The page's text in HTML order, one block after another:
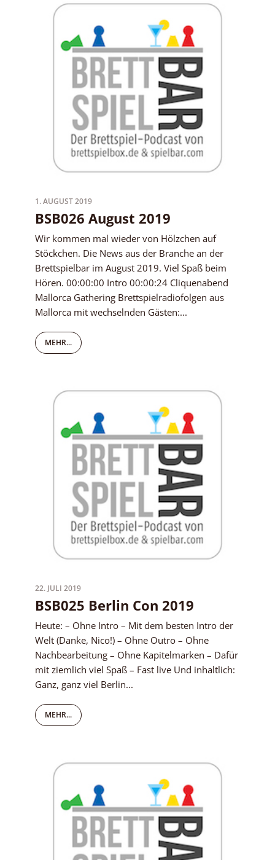
1. AUGUST 2019
BSB026 August 2019
Wir kommen mal wieder von Hölzchen auf
Stöckchen. Die News aus der Branche an der
Brettspielbar im August 2019. Viel Spaß beim
Hören. 00:00:00 Intro 00:00:24 Cliquenabend
Mallorca Gathering Brettspielradiofolgen aus
Mallorca mit wechselnden Gästen:...
MEHR...
22. JULI 2019
BSB025 Berlin Con 2019
Heute: – Ohne Intro – Mit dem besten Intro der
Welt (Danke, Nico!) – Ohne Outro – Ohne
Nachbearbeitung – Ohne Kapitelmarken – Dafür
mit ziemlich viel Spaß – Fast live Und inhaltlich:
Ganz, ganz viel Berlin...
MEHR...